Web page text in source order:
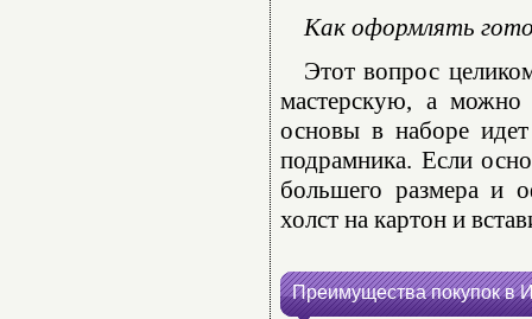
Как оформлять
Этот вопрос
мастерскую, а можно
основы в наборе
подрамника. Если
большего размера и
холст на картон и
Преимущества покупок в